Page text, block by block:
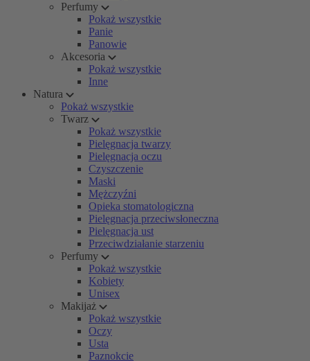
Perfumy
Pokaż wszystkie
Panie
Panowie
Akcesoria
Pokaż wszystkie
Inne
Natura
Pokaż wszystkie
Twarz
Pokaż wszystkie
Pielęgnacja twarzy
Pielęgnacja oczu
Czyszczenie
Maski
Mężczyźni
Opieka stomatologiczna
Pielęgnacja przeciwsłoneczna
Pielęgnacja ust
Przeciwdziałanie starzeniu
Perfumy
Pokaż wszystkie
Kobiety
Unisex
Makijaż
Pokaż wszystkie
Oczy
Usta
Paznokcie